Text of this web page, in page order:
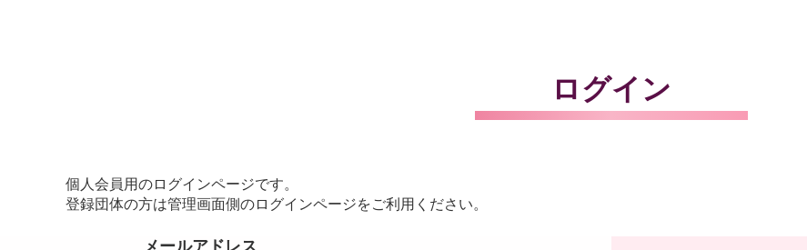
ログイン
個人会員用のログインページです。
登録団体の方は管理画面側のログインページをご利用ください。
メールアドレス